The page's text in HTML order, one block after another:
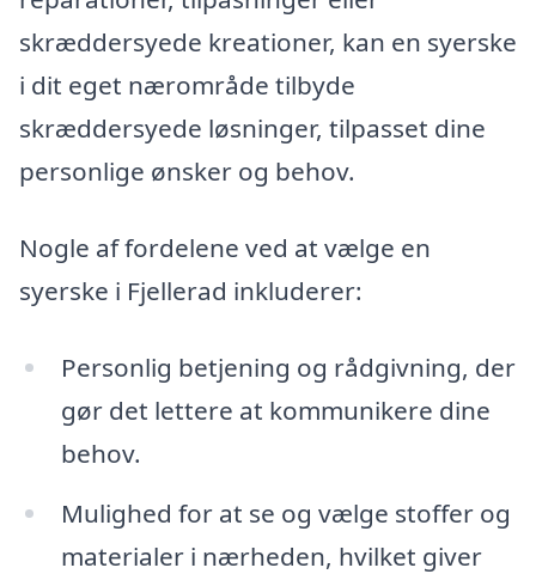
skræddersyede kreationer, kan en syerske
i dit eget nærområde tilbyde
skræddersyede løsninger, tilpasset dine
personlige ønsker og behov.
Nogle af fordelene ved at vælge en
syerske i Fjellerad inkluderer:
Personlig betjening og rådgivning, der
gør det lettere at kommunikere dine
behov.
Mulighed for at se og vælge stoffer og
materialer i nærheden, hvilket giver